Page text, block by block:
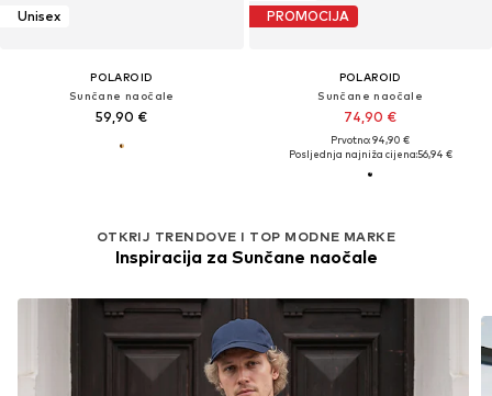
Unisex
POLAROID
Sunčane naočale
59,90 €
PROMOCIJA
POLAROID
Sunčane naočale
74,90 €
Prvotno: 94,90 €
Posljednja najniža cijena:56,94 €
OTKRIJ TRENDOVE I TOP MODNE MARKE
Inspiracija za Sunčane naočale